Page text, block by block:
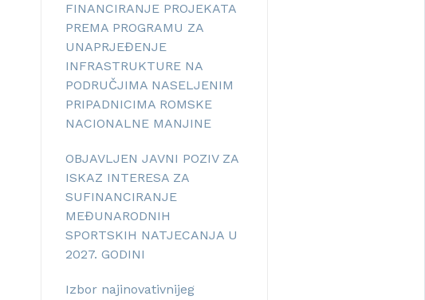
FINANCIRANJE PROJEKATA
PREMA PROGRAMU ZA
UNAPRJEĐENJE
INFRASTRUKTURE NA
PODRUČJIMA NASELJENIM
PRIPADNICIMA ROMSKE
NACIONALNE MANJINE
OBJAVLJEN JAVNI POZIV ZA
ISKAZ INTERESA ZA
SUFINANCIRANJE
MEĐUNARODNIH
SPORTSKIH NATJECANJA U
2027. GODINI
Izbor najinovativnijeg